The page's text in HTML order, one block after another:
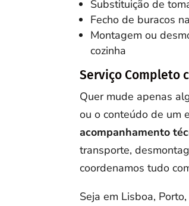
Substituição de
Fecho de buracos
Montagem ou
cozinha
Serviço Completo
Quer mude apenas
ou o conteúdo de um
acompanhamento
transporte,
coordenamos tudo
Seja em Lisboa,